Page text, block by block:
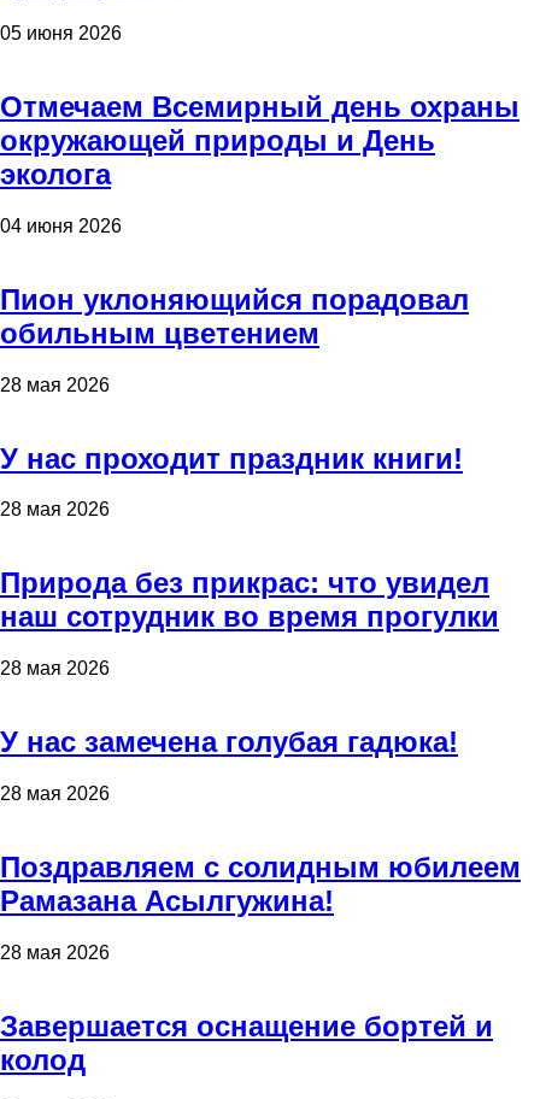
05 июня 2026
Отмечаем Всемирный день охраны
окружающей природы и День
эколога
04 июня 2026
Пион уклоняющийся порадовал
обильным цветением
28 мая 2026
У нас проходит праздник книги!
28 мая 2026
Природа без прикрас: что увидел
наш сотрудник во время прогулки
28 мая 2026
У нас замечена голубая гадюка!
28 мая 2026
Поздравляем с солидным юбилеем
Рамазана Асылгужина!
28 мая 2026
Завершается оснащение бортей и
колод